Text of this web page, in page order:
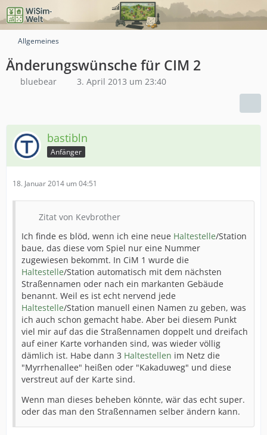
Allgemeines
Änderungswünsche für CIM 2
bluebear 3. April 2013 um 23:40
bastibln
Anfänger
18. Januar 2014 um 04:51
Zitat von Kevbrother
Ich finde es blöd, wenn ich eine neue Haltestelle/Station
baue, das diese vom Spiel nur eine Nummer
zugewiesen bekommt. In CiM 1 wurde die
Haltestelle/Station automatisch mit dem nächsten
Straßennamen oder nach ein markanten Gebäude
benannt. Weil es ist echt nervend jede
Haltestelle/Station manuell einen Namen zu geben, was
ich auch schon gemacht habe. Aber bei diesem Punkt
viel mir auf das die Straßennamen doppelt und dreifach
auf einer Karte vorhanden sind, was wieder völlig
dämlich ist. Habe dann 3 Haltestellen im Netz die
"Myrrhenallee" heißen oder "Kakaduweg" und diese
verstreut auf der Karte sind.
Wenn man dieses beheben könnte, wär das echt super.
oder das man den Straßennamen selber ändern kann.